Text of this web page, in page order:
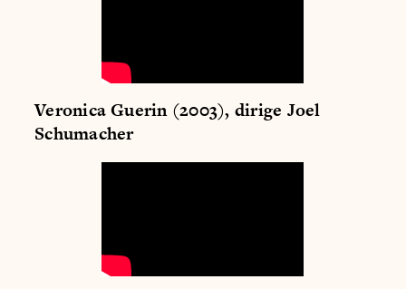
Veronica Guerin (2003), dirige Joel
Schumacher